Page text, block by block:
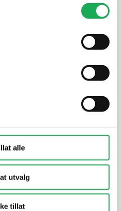
alle
utvalg
tillat
Flis